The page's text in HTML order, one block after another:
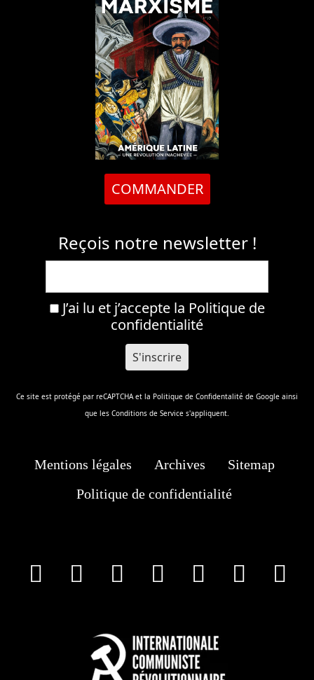
COMMANDER
Reçois notre newsletter !
J’ai lu et j’accepte la Politique de
confidentialité
Ce site est protégé par reCAPTCHA et la Politique de Confidentalité de Google ainsi
que les Conditions de Service s'appliquent.
Mentions légales Archives
Sitemap
Politique de confidentialité
facebookInstagram
Youtube
Tik Tok